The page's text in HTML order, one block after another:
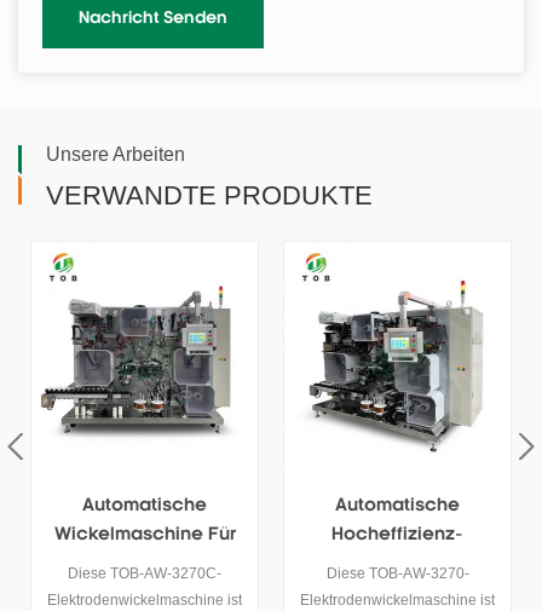
Unsere Arbeiten
VERWANDTE PRODUKTE
Automatische
Wickelmaschine Für
Die Herstellung Von
60130
Diese TOB-AW-3270C-
Elektrodenwickelmaschine ist
Automatische
Hocheffizienz-
Wickelmaschine Mit
Superkondensator
Diese TOB-AW-3270-
Elektrodenwickelmaschine ist